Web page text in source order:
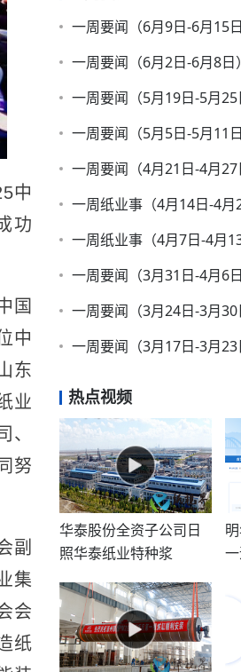
中
功
国
中
东
业
、
努
副
集
会
纸
一周要闻（6月9日-6月15日
一周要闻（6月2日-6月8日）
一周要闻（5月19日-5月25
一周要闻（5月5日-5月11日
一周要闻（4月21日-4月27
一周纸业事（4月14日-4月
一周纸业事（4月7日-4月13
一周要闻（3月31日-4月6日
一周要闻（3月24日-3月30
一周要闻（3月17日-3月23
热点视频
华泰股份全资子公司日
照华泰纸业特种浆